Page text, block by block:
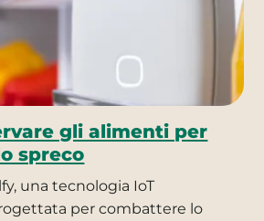
gli alimenti per
spreco
una tecnologia IoT
per combattere lo